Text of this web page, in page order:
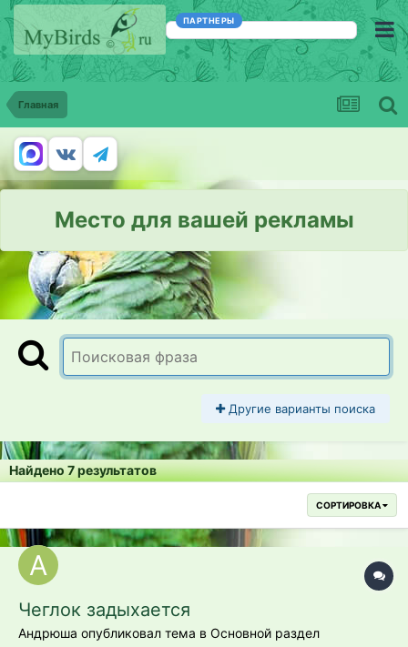
ПАРТНЕРЫ
Главная
Место для вашей рекламы
Другие варианты поиска
Найдено 7 результатов
СОРТИРОВКА
Чеглок задыхается
Андрюша опубликовал тема в Основной раздел